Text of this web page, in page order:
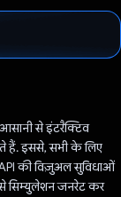
आसानी से इंटरैक्टिव
हैं. इससे, सभी के लिए
की विज़ुअल सुविधाओं
सिम्युलेशन जनरेट कर